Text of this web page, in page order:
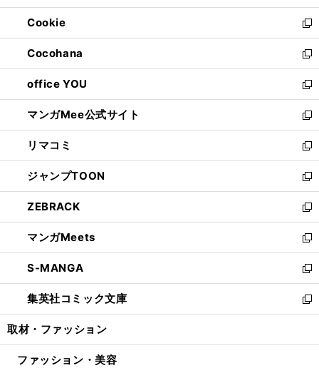
開
く
ウ
で
開
く
ン
ド
ウ
で
開
く
ウ
ィ
ン
ド
ウ
で
開
く
Cookie
新
し
い
ウ
ィ
ン
ド
ウ
で
開
く
Cocohana
新
し
い
ウ
ィ
ン
ド
ウ
で
開
く
office YOU
新
し
い
ウ
ィ
ン
ド
ウ
で
開
く
マンガMee公式サイト
新
し
い
ウ
ィ
ン
ド
ウ
で
開
く
リマコミ
新
し
い
ウ
ィ
ン
ド
ウ
で
開
く
ジャンプTOON
新
し
い
ウ
ィ
ン
ド
ウ
で
開
ZEBRACK
新
し
い
ウ
ィ
ン
ド
ウ
開
マンガMeets
新
し
い
ウ
ィ
ン
ウ
S-MANGA
新
し
い
ウ
ン
集英社コミック文庫
新
し
ウ
取材・ファッション
ファッション・美容